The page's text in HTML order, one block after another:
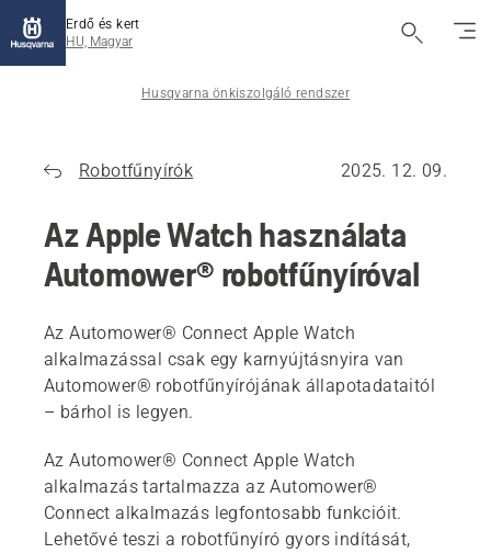
Erdő és kert
HU, Magyar
Husqvarna önkiszolgáló rendszer
Robotfűnyírók 2025. 12. 09.
Az Apple Watch használata
Automower® robotfűnyíróval
Az Automower® Connect Apple Watch
alkalmazással csak egy karnyújtásnyira van
Automower® robotfűnyírójának állapotadataitól
– bárhol is legyen.
Az Automower® Connect Apple Watch
alkalmazás tartalmazza az Automower®
Connect alkalmazás legfontosabb funkcióit.
Lehetővé teszi a robotfűnyíró gyors indítását,